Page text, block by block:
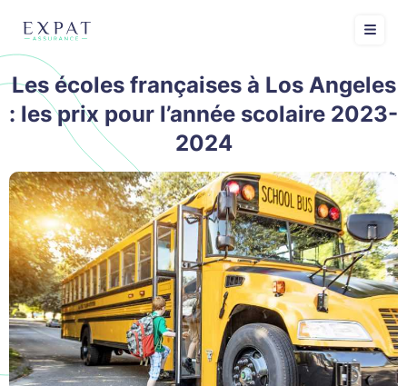
Les écoles françaises à Los Angeles
: les prix pour l’année scolaire 2023-
2024